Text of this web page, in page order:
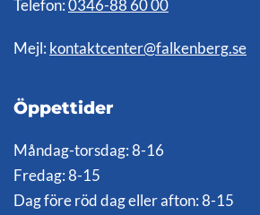
Telefon: 0346-88 60 00
Mejl: kontaktcenter@falkenberg.se
Öppettider
Måndag-torsdag: 8-16
Fredag: 8-15
Dag före röd dag eller afton: 8-15